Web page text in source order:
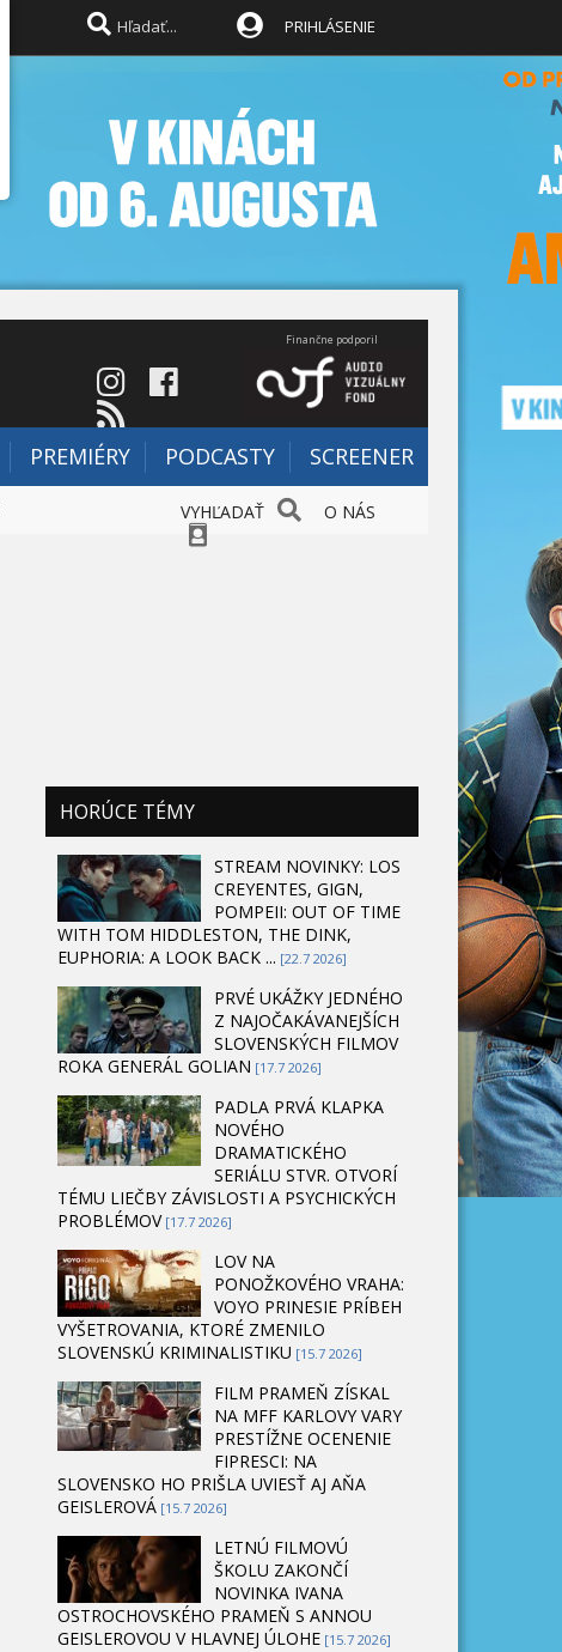
PRIHLÁSENIE
Finančne podporil
PREMIÉRY PODCASTY SCREENER
VYHĽADAŤ O NÁS
HORÚCE TÉMY
STREAM NOVINKY: LOS
CREYENTES, GIGN,
POMPEII: OUT OF TIME
WITH TOM HIDDLESTON, THE DINK,
EUPHORIA: A LOOK BACK ... [22.7 2026]
PRVÉ UKÁŽKY JEDNÉHO
Z NAJOČAKÁVANEJŠÍCH
SLOVENSKÝCH FILMOV
ROKA GENERÁL GOLIAN [17.7 2026]
PADLA PRVÁ KLAPKA
NOVÉHO
DRAMATICKÉHO
SERIÁLU STVR. OTVORÍ
TÉMU LIEČBY ZÁVISLOSTI A PSYCHICKÝCH
PROBLÉMOV [17.7 2026]
LOV NA
PONOŽKOVÉHO VRAHA:
VOYO PRINESIE PRÍBEH
VYŠETROVANIA, KTORÉ ZMENILO
SLOVENSKÚ KRIMINALISTIKU [15.7 2026]
FILM PRAMEŇ ZÍSKAL
NA MFF KARLOVY VARY
PRESTÍŽNE OCENENIE
FIPRESCI: NA
SLOVENSKO HO PRIŠLA UVIESŤ AJ AŇA
GEISLEROVÁ [15.7 2026]
LETNÚ FILMOVÚ
ŠKOLU ZAKONČÍ
NOVINKA IVANA
OSTROCHOVSKÉHO PRAMEŇ S ANNOU
GEISLEROVOU V HLAVNEJ ÚLOHE [15.7 2026]